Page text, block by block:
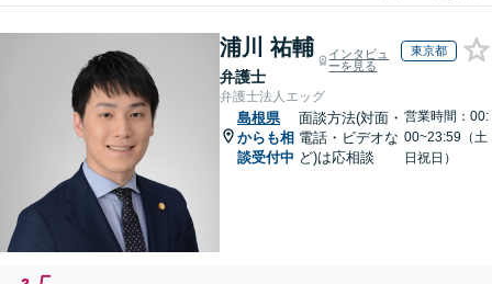
浦川 祐輔
弁護士
インタビュ
ーを見る
東京都
弁護士法人エッグ
島根県
からも相
談受付中
面談方法(対面・
電話・ビデオな
ど)は応相談
営業時間：00:
00~23:59（土
日祝日）